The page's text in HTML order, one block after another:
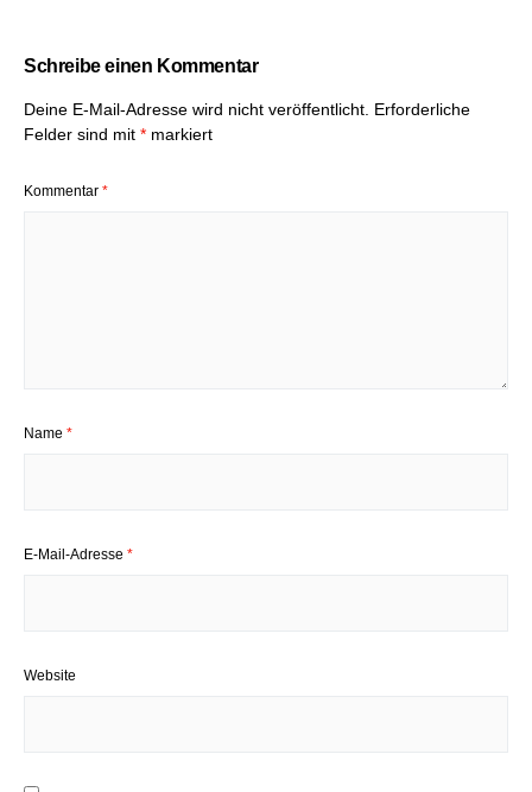
Schreibe einen Kommentar
Deine E-Mail-Adresse wird nicht veröffentlicht. Erforderliche
Felder sind mit * markiert
Kommentar *
Name *
E-Mail-Adresse *
Website